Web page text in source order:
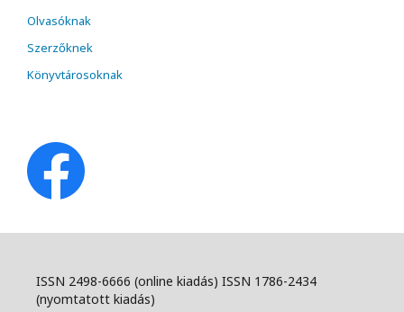
Olvasóknak
Szerzőknek
Könyvtárosoknak
ISSN 2498-6666 (online kiadás) ISSN 1786-2434
(nyomtatott kiadás)